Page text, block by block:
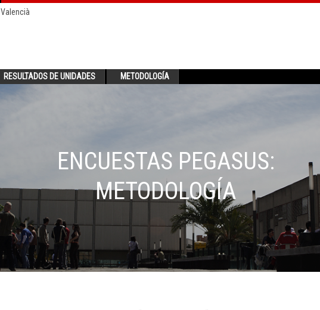
Valencià
RESULTADOS DE UNIDADES METODOLOGÍA
ENCUESTAS PEGASUS:
METODOLOGÍA